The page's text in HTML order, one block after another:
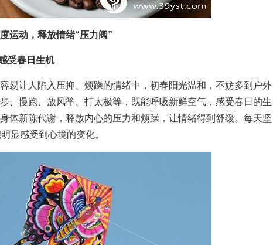
运动，释放情绪“压力阀”
受春日生机
让人陷入压抑、烦躁的情绪中，初春阳光温和，不妨多到户外
、慢跑、放风筝、打太极等，既能呼吸新鲜空气，感受春日的生
体新陈代谢，释放内心的压力和烦躁，让情绪得到舒缓。每天坚
显感受到心境的变化。